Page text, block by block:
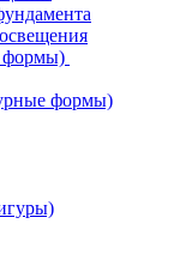
формы)
формы)